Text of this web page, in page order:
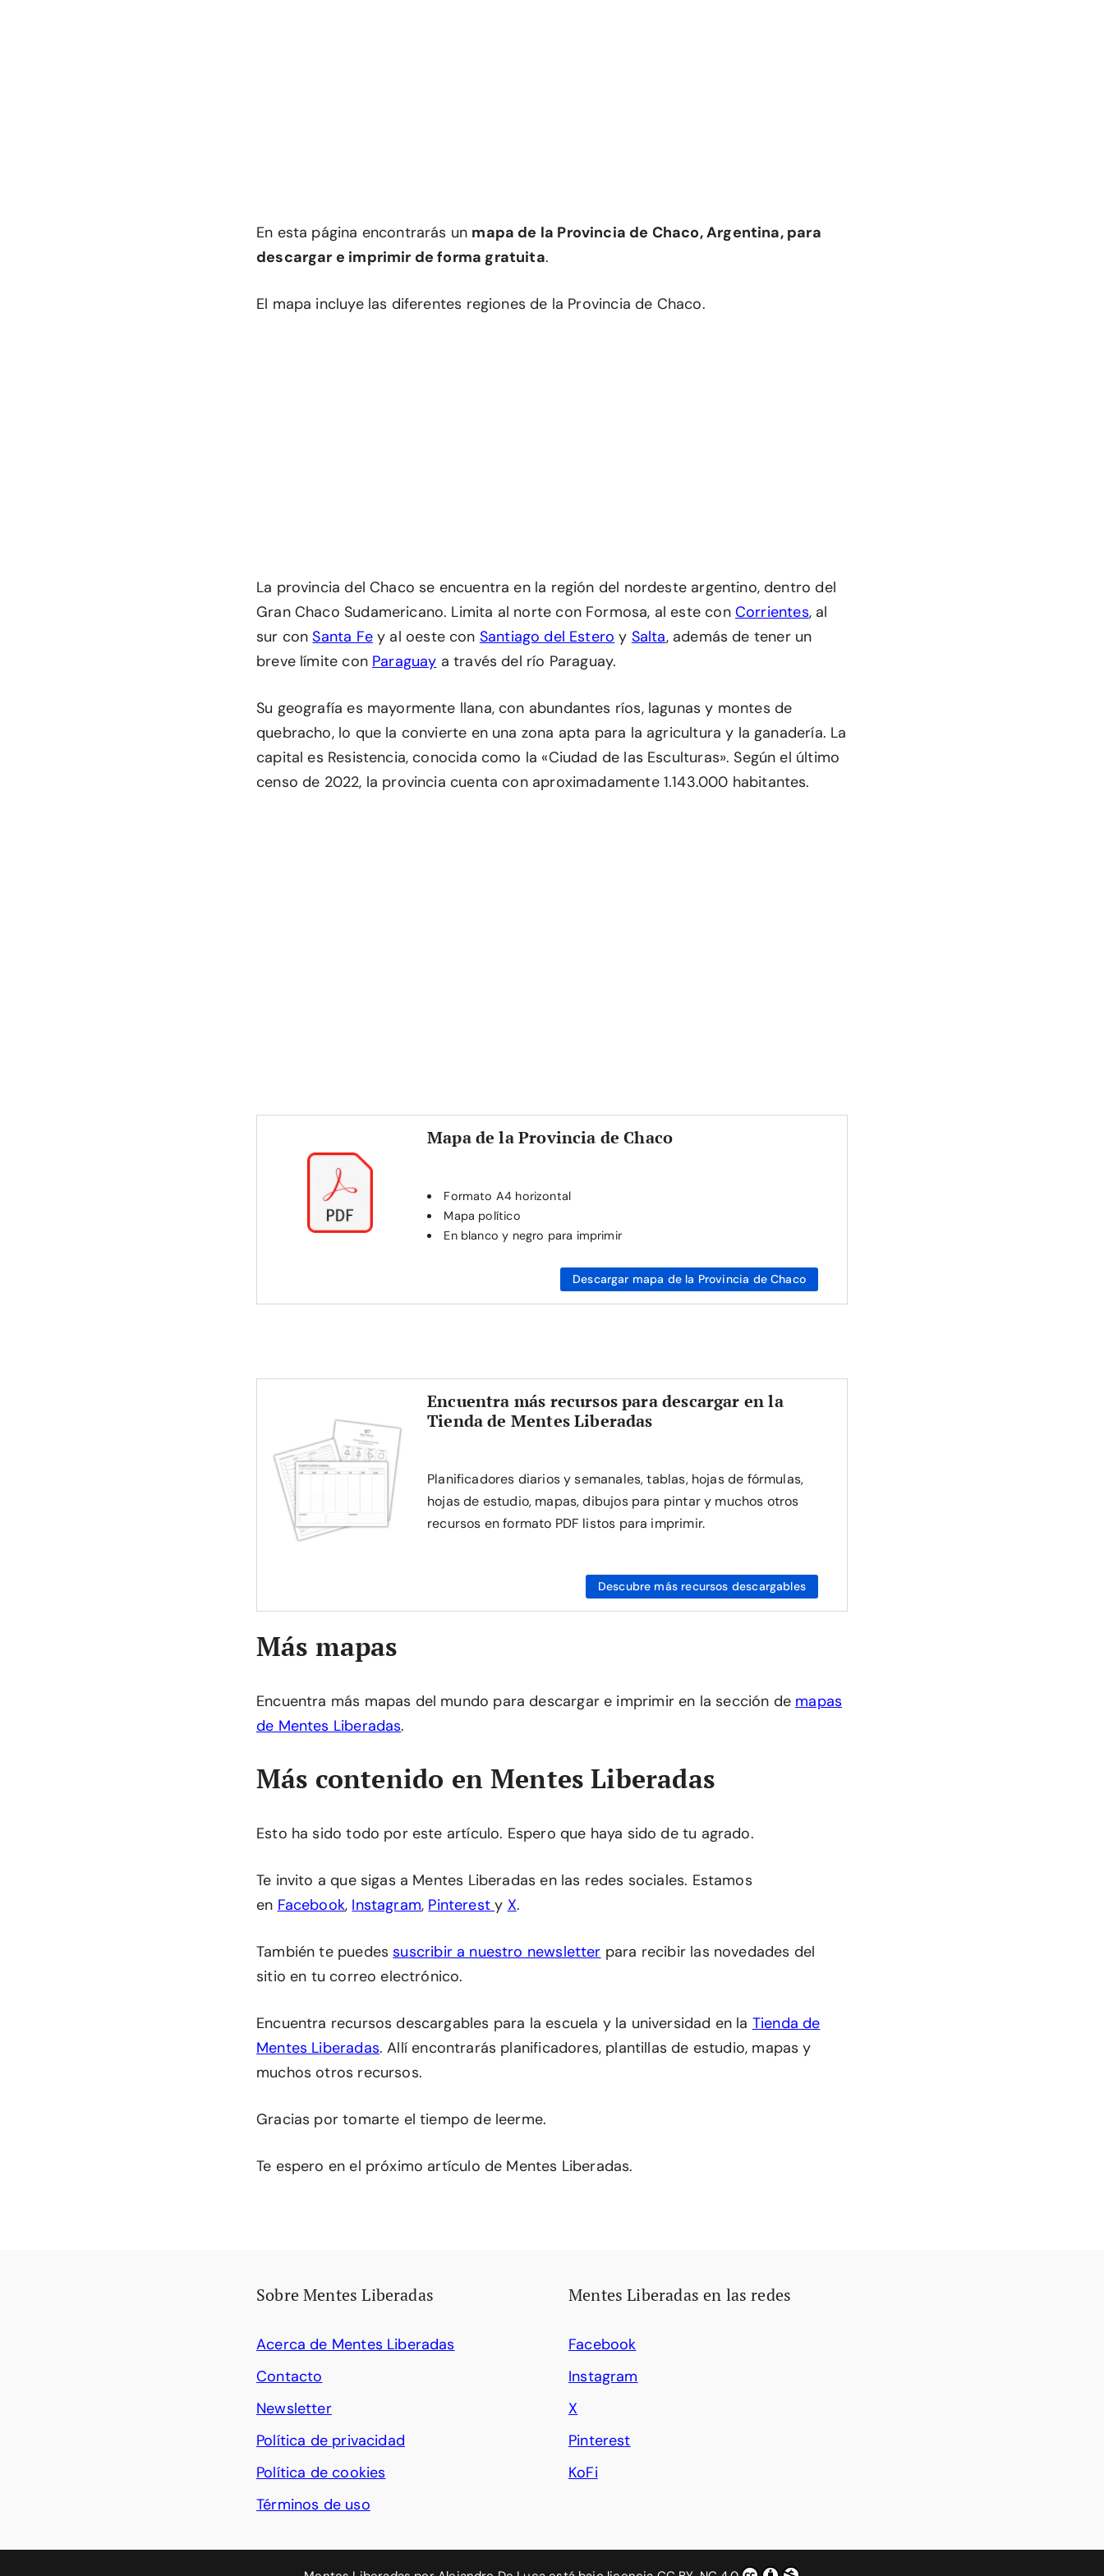
En esta página encontrarás un mapa de la Provincia de Chaco, Argentina, para
descargar e imprimir de forma gratuita.
El mapa incluye las diferentes regiones de la Provincia de Chaco.
La provincia del Chaco se encuentra en la región del nordeste argentino, dentro del
Gran Chaco Sudamericano. Limita al norte con Formosa, al este con Corrientes, al
sur conSanta Fey al oeste con Santiago del Estero y Salta, además de tener un
breve límite con Paraguay a través del río Paraguay.
Su geografía es mayormente llana, con abundantes ríos, lagunas y montes de
quebracho, lo que la convierte en una zona apta para la agricultura y la ganadería. La
capital es Resistencia, conocida como la «Ciudad de las Esculturas». Según el último
censo de 2022, la provincia cuenta con aproximadamente 1.143.000 habitantes.
Mapa de la Provincia de Chaco
Formato A4 horizontal
Mapa político
En blanco y negro para imprimir
Descargar mapa de la Provincia de Chaco
Encuentra más recursos para descargar en la
Tienda de Mentes Liberadas
Planificadores diarios y semanales, tablas, hojas de fórmulas,
hojas de estudio, mapas, dibujos para pintar y muchos otros
recursos en formato PDF listos para imprimir.
Descubre más recursos descargables
Más mapas
Encuentra más mapas del mundo para descargar e imprimir en la sección de mapas
de Mentes Liberadas.
Más contenido en Mentes Liberadas
Esto ha sido todo por este artículo. Espero que haya sido de tu agrado.
Te invito a que sigas a Mentes Liberadas en las redes sociales. Estamos
en Facebook, Instagram, Pinteresty X.
También te puedessuscribir a nuestro newsletter para recibir las novedades del
sitio en tu correo electrónico.
Encuentra recursos descargables para la escuela y la universidad en la Tienda de
Mentes Liberadas. Allí encontrarás planificadores, plantillas de estudio, mapas y
muchos otros recursos.
Gracias por tomarte el tiempo de leerme.
Te espero en el próximo artículo de Mentes Liberadas.
Sobre Mentes Liberadas
Acerca de Mentes Liberadas
Contacto
Newsletter
Política de privacidad
Política de cookies
Términos de uso
Mentes Liberadas en las redes
Facebook
Instagram
X
Pinterest
KoFi